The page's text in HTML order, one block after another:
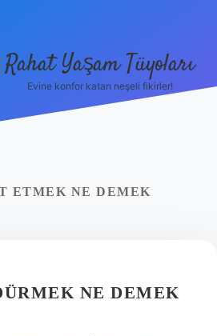
Rahat Yaşam Tüyoları
Evine konfor katan neşeli fikirler!
ETMEK NE DEMEK
NE DEMEK